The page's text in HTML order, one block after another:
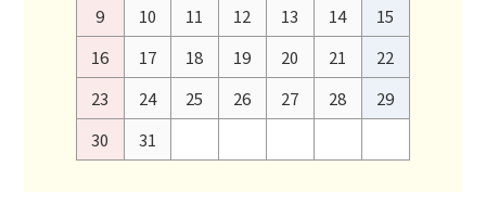
9
10 11 12 13 14
15
16
17 18 19 20 21
22
23
24 25 26 27 28
29
30
31